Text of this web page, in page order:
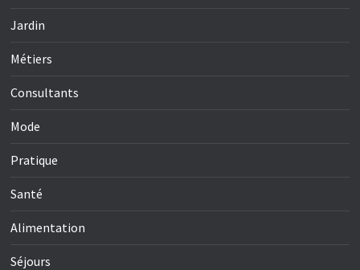
Jardin
Métiers
Consultants
Mode
Pratique
Santé
Alimentation
Séjours